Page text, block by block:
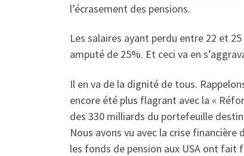
l’écrasement des pensions.
Les salaires ayant perdu entre 22 et
amputé de 25%. Et ceci va en
Il en va de la dignité de tous.
encore été plus flagrant avec la «
des 330 milliards du portefeuille
Nous avons vu avec la crise
les fonds de pension aux USA ont fait